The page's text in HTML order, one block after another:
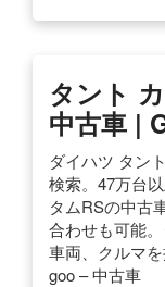
タント
中古車 |
ダイハツ タン
検索。47万台
タムRSの中古
合わせも可能
車両、クルマ
goo – 中古車